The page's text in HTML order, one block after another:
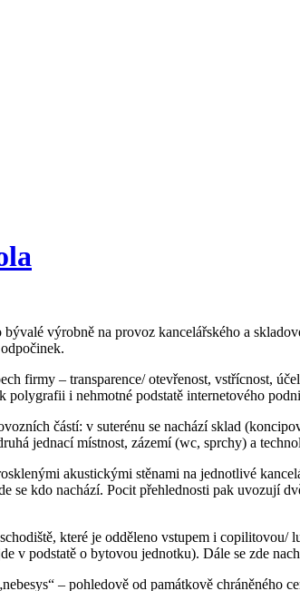
bývalé výrobně na provoz kancelářského a
firmy – transparence/ otevřenost, vstřícnost,
polygrafii i nehmotné podstatě internetového
částí: v suterénu se nachází sklad
jednací místnost, zázemí (wc, sprchy) a
akustickými stěnami na jednotlivé
se kdo nachází. Pocit přehlednosti pak uvozují
které je odděleno vstupem i copilitovou/
v podstatě o bytovou jednotku). Dále se zde
– pohledově od památkově